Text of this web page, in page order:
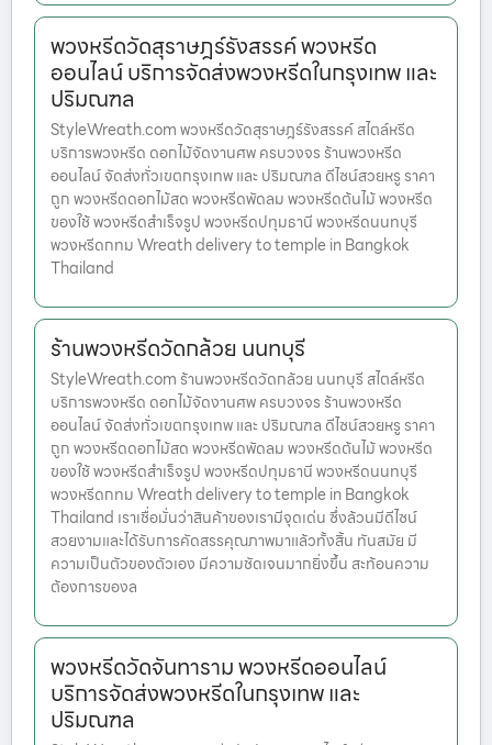
พวงหรีดวัดสุราษฎร์รังสรรค์ พวงหรีด
ออนไลน์ บริการจัดส่งพวงหรีดในกรุงเทพ และ
ปริมณฑล
StyleWreath.com พวงหรีดวัดสุราษฎร์รังสรรค์ สไตล์หรีด
บริการพวงหรีด ดอกไม้จัดงานศพ ครบวงจร ร้านพวงหรีด
ออนไลน์ จัดส่งทั่วเขตกรุงเทพ และ ปริมณฑล ดีไซน์สวยหรู ราคา
ถูก พวงหรีดดอกไม้สด พวงหรีดพัดลม พวงหรีดต้นไม้ พวงหรีด
ของใช้ พวงหรีดสำเร็จรูป พวงหรีดปทุมธานี พวงหรีดนนทบุรี
พวงหรีดกทม Wreath delivery to temple in Bangkok
Thailand
ร้านพวงหรีดวัดกล้วย นนทบุรี
StyleWreath.com ร้านพวงหรีดวัดกล้วย นนทบุรี สไตล์หรีด
บริการพวงหรีด ดอกไม้จัดงานศพ ครบวงจร ร้านพวงหรีด
ออนไลน์ จัดส่งทั่วเขตกรุงเทพ และ ปริมณฑล ดีไซน์สวยหรู ราคา
ถูก พวงหรีดดอกไม้สด พวงหรีดพัดลม พวงหรีดต้นไม้ พวงหรีด
ของใช้ พวงหรีดสำเร็จรูป พวงหรีดปทุมธานี พวงหรีดนนทบุรี
พวงหรีดกทม Wreath delivery to temple in Bangkok
Thailand เราเชื่อมั่นว่าสินค้าของเรามีจุดเด่น ซึ่งล้วนมีดีไซน์
สวยงามและได้รับการคัดสรรคุณภาพมาแล้วทั้งสิ้น ทันสมัย มี
ความเป็นตัวของตัวเอง มีความชัดเจนมากยิ่งขึ้น สะท้อนความ
ต้องการของล
พวงหรีดวัดจันทาราม พวงหรีดออนไลน์
บริการจัดส่งพวงหรีดในกรุงเทพ และ
ปริมณฑล